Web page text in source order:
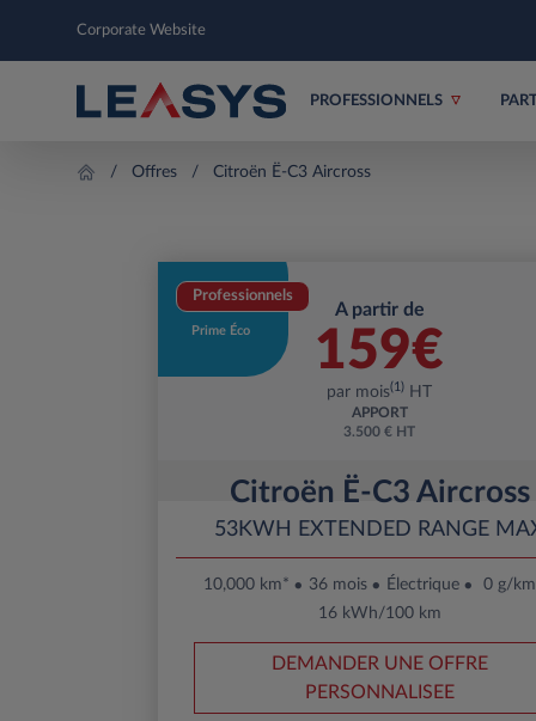
Corporate Website
PROFESSIONNELS
Offres Citroën Ë-C3 Aircross
Professionnels
Prime Éco
A partir de
159€
par mois(1) HT
APPORT
3.500 € HT
Citroën Ë-C3 Aircross
53KWH EXTENDED RANGE
10,000 km* 36 mois Électrique
0 g/km
16 kWh/100 km
DEMANDER UNE OFFRE
PERSONNALISEE